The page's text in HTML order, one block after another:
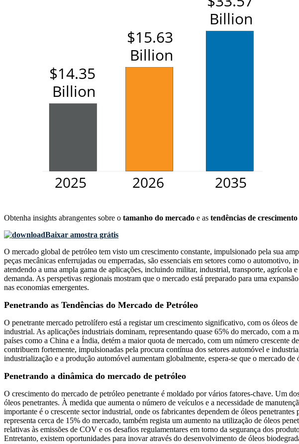
Obtenha insights abrangentes sobre o tamanho do mercado e as tendências de crescimento
Baixar amostra grátis
O mercado global de petróleo tem visto um crescimento constante, impulsionado pela sua
peças mecânicas enferrujadas ou emperradas, são essenciais em setores como o
atendendo a uma ampla gama de aplicações, incluindo militar, industrial, transporte,
demanda. As perspetivas regionais mostram que o mercado está preparado para uma
nas economias emergentes.
Penetrando as Tendências do Mercado de Petróleo
O penetrante mercado petrolífero está a registar um crescimento significativo, com os óleos
industrial. As aplicações industriais dominam, representando quase 65% do mercado, com
países como a China e a Índia, detém a maior quota de mercado, com um número crescente
contribuem fortemente, impulsionadas pela procura contínua dos setores automóvel e
industrialização e a produção automóvel aumentam globalmente, espera-se que o mercado
Penetrando a dinâmica do mercado de petróleo
O crescimento do mercado de petróleo penetrante é moldado por vários fatores-chave. Um
óleos penetrantes. À medida que aumenta o número de veículos e a necessidade de
importante é o crescente sector industrial, onde os fabricantes dependem de óleos
representa cerca de 15% do mercado, também regista um aumento na utilização de óleos
relativas às emissões de COV e os desafios regulamentares em torno da segurança dos
Entretanto, existem oportunidades para inovar através do desenvolvimento de óleos